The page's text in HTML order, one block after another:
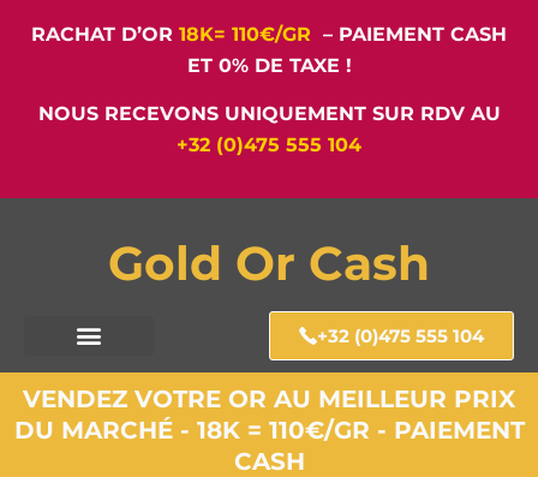
RACHAT D’OR 18K= 110€/GR – PAIEMENT CASH
ET 0% DE TAXE !
NOUS RECEVONS UNIQUEMENT SUR RDV AU
+32 (0)475 555 104
Gold Or Cash
+32 (0)475 555 104
VENDEZ VOTRE OR AU MEILLEUR PRIX
DU MARCHÉ - 18K = 110€/GR - PAIEMENT
CASH